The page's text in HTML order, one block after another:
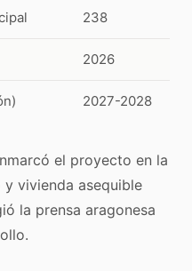
238
2026
2027-2028
el proyecto en la
y vivienda asequible
la prensa aragonesa